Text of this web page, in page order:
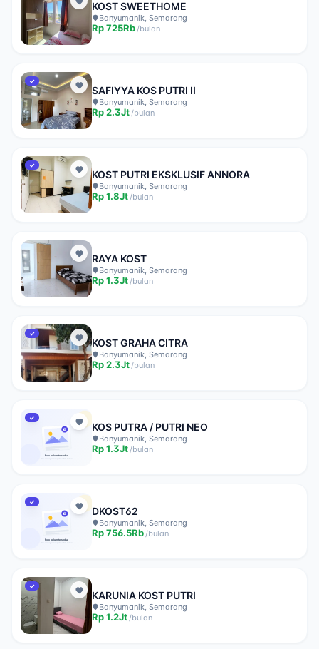
KOST SWEETHOME
Banyumanik, Semarang
Rp725Rb/bulan
✓
SAFIYYA KOS PUTRI II
Banyumanik, Semarang
Rp2.3Jt/bulan
✓
KOST PUTRI EKSKLUSIF ANNORA
Banyumanik, Semarang
Rp1.8Jt/bulan
RAYA KOST
Banyumanik, Semarang
Rp1.3Jt/bulan
✓
KOST GRAHA CITRA
Banyumanik, Semarang
Rp2.3Jt/bulan
✓
KOS PUTRA / PUTRI NEO
Banyumanik, Semarang
Rp1.3Jt/bulan
✓
DKOST62
Banyumanik, Semarang
Rp756.5Rb/bulan
✓
KARUNIA KOST PUTRI
Banyumanik, Semarang
Rp1.2Jt/bulan